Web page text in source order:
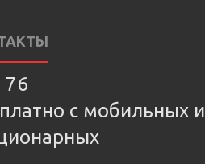
76
с мобильных и